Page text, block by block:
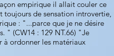
empirique il allait couler ce
toujours de sensation introvertie,
: "...parce que je ne désire
" (CW14 : 129 NT.66) "Je
à ordonner les matériaux